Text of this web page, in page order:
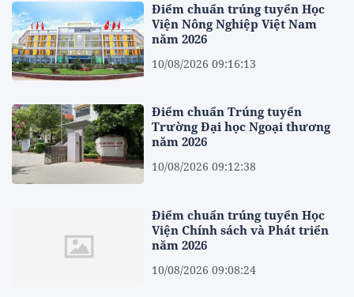
Điểm chuẩn trúng tuyển Học
Viện Nông Nghiệp Việt Nam
năm 2026
10/08/2026 09:16:13
Điểm chuẩn Trúng tuyển
Trường Đại học Ngoại thương
năm 2026
10/08/2026 09:12:38
Điểm chuẩn trúng tuyển Học
Viện Chính sách và Phát triển
năm 2026
10/08/2026 09:08:24